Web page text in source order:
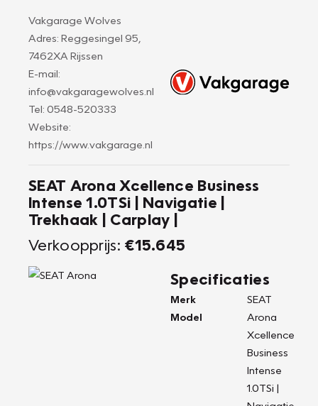
Vakgarage Wolves
Adres: Reggesingel 95,
7462XA Rijssen
E-mail:
info@vakgaragewolves.nl
Tel: 0548-520333
Website:
https://www.vakgarage.nl
SEAT Arona Xcellence Business
Intense 1.0TSi | Navigatie |
Trekhaak | Carplay |
Verkoopprijs: €15.645
Specificaties
Merk
SEAT
Model
Arona
Xcellence
Business
Intense
1.0TSi |